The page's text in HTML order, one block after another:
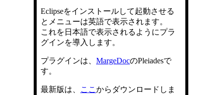
Eclipseをインストールして起動させる
とメニューは英語で表示されます。
これを日本語で表示されるようにプラ
グインを導入します。
プラグインは、 MargeDocのPleiadesで
す。
最新版は、 ここ からダウンロードしま